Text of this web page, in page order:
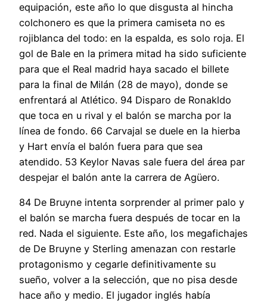
equipación, este año lo que disgusta al hincha
colchonero es que la primera camiseta no es
rojiblanca del todo: en la espalda, es solo roja. El
gol de Bale en la primera mitad ha sido suficiente
para que el Real madrid haya sacado el billete
para la final de Milán (28 de mayo), donde se
enfrentará al Atlético. 94 Disparo de Ronakldo
que toca en u rival y el balón se marcha por la
línea de fondo. 66 Carvajal se duele en la hierba
y Hart envía el balón fuera para que sea
atendido. 53 Keylor Navas sale fuera del área par
despejar el balón ante la carrera de Agüero.
84 De Bruyne intenta sorprender al primer palo y
el balón se marcha fuera después de tocar en la
red. Nada el siguiente. Este año, los megafichajes
de De Bruyne y Sterling amenazan con restarle
protagonismo y cegarle definitivamente su
sueño, volver a la selección, que no pisa desde
hace año y medio. El jugador inglés había